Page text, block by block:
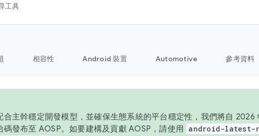
工具
相容性 Android 裝置 Automotive 參考資料
合主幹穩定開發模型，並確保生態系統的平台穩定性，我們將自 2026
碼發布至 AOSP。如要建構及貢獻 AOSP，請使用 android-latest-